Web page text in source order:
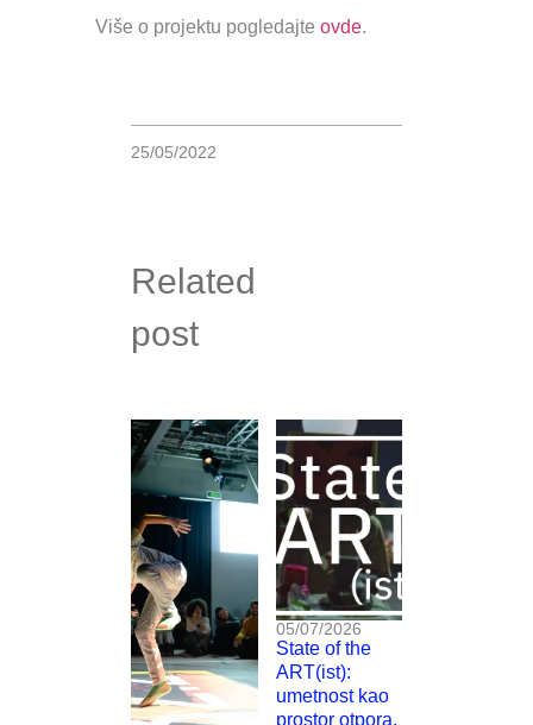
Više o projektu pogledajte ovde.
25/05/2022
Related
post
05/07/2026
State of the
ART(ist):
umetnost kao
prostor otpora,